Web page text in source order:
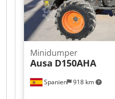
Kipper, Rasenreifen
Spanien 918 km
Minidumper
Ausa D150AHA